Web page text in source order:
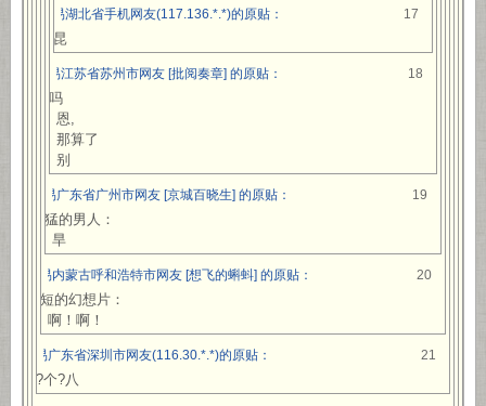
网易湖北省手机网友(117.136.*.*)的原贴： 17
秋昆
网易江苏省苏州市网友 [批阅奏章] 的原贴： 18
疼吗
恩,
那算了
别
网易广东省广州市网友 [京城百晓生] 的原贴： 19
最猛的男人：
旱
网易内蒙古呼和浩特市网友 [想飞的蝌蚪] 的原贴： 20
最短的幻想片：
啊！啊！
网易广东省深圳市网友(116.30.*.*)的原贴： 21
人?个?八